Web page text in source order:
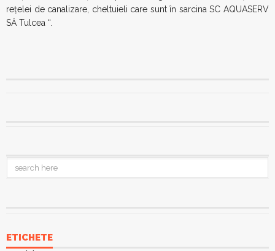
reţelei de canalizare, cheltuieli care sunt în sarcina SC AQUASERV
SĂ Tulcea “.
ETICHETE